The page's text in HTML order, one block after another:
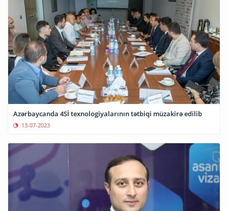
Azərbaycanda 4Sİ texnologiyalarının tətbiqi müzakirə edilib
13-07-2023